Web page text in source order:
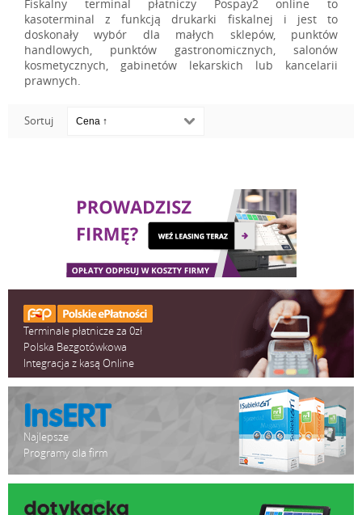
Fiskalny terminal płatniczy Pospay2 online to
kasoterminal z funkcją drukarki fiskalnej i jest to
doskonały wybór dla małych sklepów, punktów
handlowych, punktów gastronomicznych, salonów
kosmetycznych, gabinetów lekarskich lub kancelarii
prawnych.
Sortuj
Terminale płatnicze za 0zł
Polska Bezgotówkowa
Integracja z kasą Online
Najlepsze
Programy dla firm